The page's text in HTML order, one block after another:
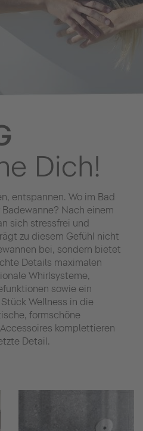
Dich!
entspannen. Wo im Bad
Nach einem
sich stressfrei und
zu diesem Gefühl nicht
bei, sondern bietet
Details maximalen
Whirlsysteme,
sowie ein
Wellness in die
formschöne
komplettieren
Detail.